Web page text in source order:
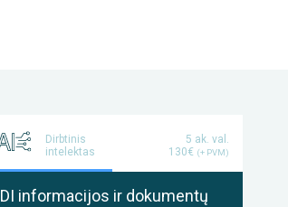
Dirbtinis
intelektas
5 ak. val.
130€ (+ PVM)
DI informacijos ir dokumentų